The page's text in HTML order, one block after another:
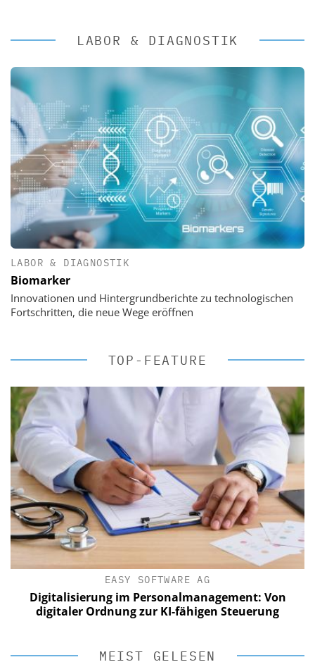
LABOR & DIAGNOSTIK
LABOR & DIAGNOSTIK
Biomarker
Innovationen und Hintergrundberichte zu technologischen
Fortschritten, die neue Wege eröffnen
TOP-FEATURE
EASY SOFTWARE AG
Digitalisierung im Personalmanagement: Von
digitaler Ordnung zur KI-fähigen Steuerung
MEIST GELESEN